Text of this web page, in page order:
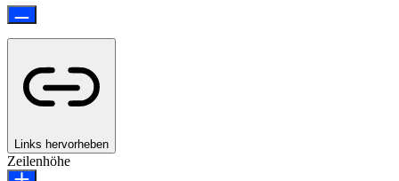
Links hervorheben
Zeilenhöhe